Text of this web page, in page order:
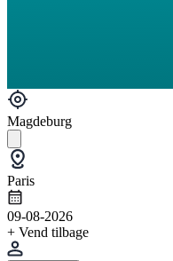
Magdeburg
Paris
09-08-2026
+ Vend tilbage